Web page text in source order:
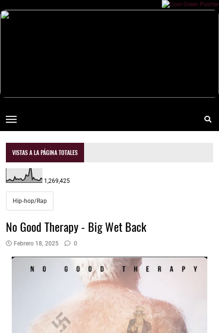
VISTAS A LA PÁGINA TOTALES
1,269,425
Hip-hop/Rap
No Good Therapy - Big Wet Back
Febrero 18, 2025 0